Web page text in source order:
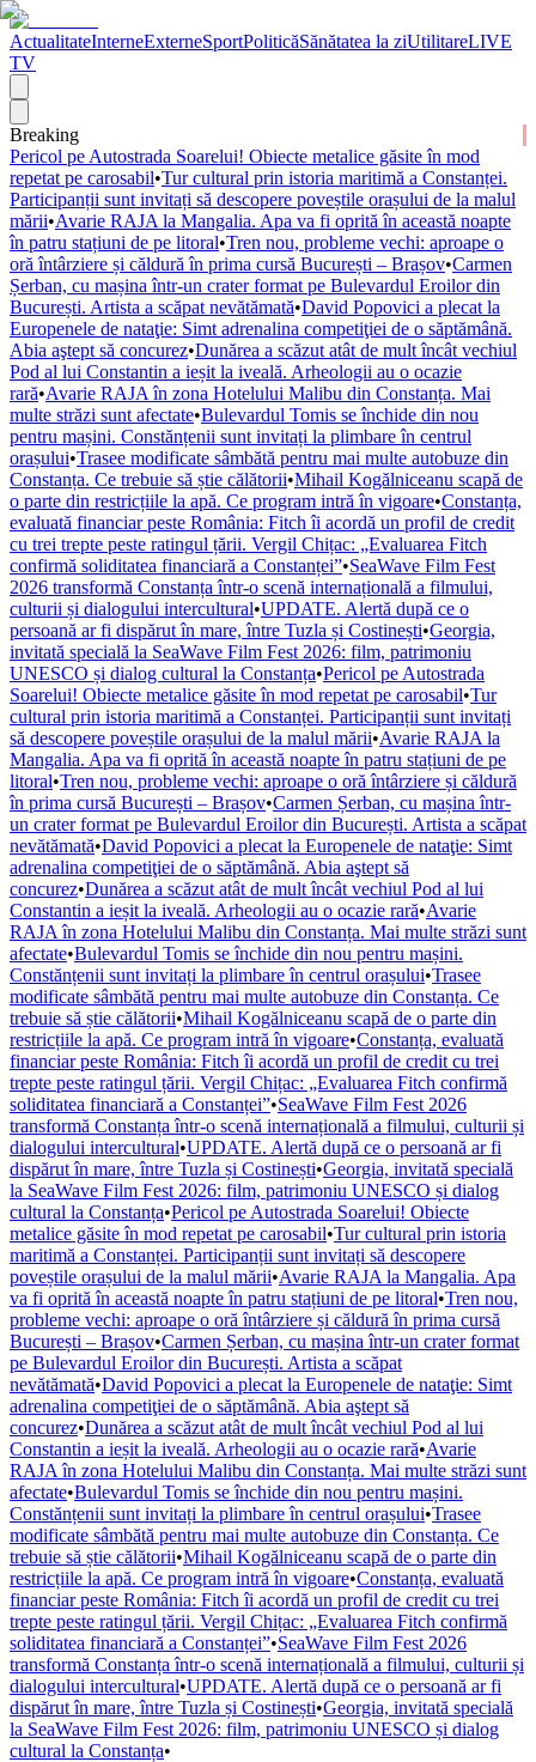
ActualitateInterneExterneSportPoliticăSănătatea la ziUtilitareLIVE
TV
Breaking
Pericol pe Autostrada Soarelui! Obiecte metalice găsite în mod
repetat pe carosabil•Tur cultural prin istoria maritimă a Constanței.
Participanții sunt invitați să descopere poveștile orașului de la malul
mării•Avarie RAJA la Mangalia. Apa va fi oprită în această noapte
în patru stațiuni de pe litoral•Tren nou, probleme vechi: aproape o
oră întârziere și căldură în prima cursă București – Brașov•Carmen
Șerban, cu mașina într-un crater format pe Bulevardul Eroilor din
București. Artista a scăpat nevătămată•David Popovici a plecat la
Europenele de nataţie: Simt adrenalina competiţiei de o săptămână.
Abia aştept să concurez•Dunărea a scăzut atât de mult încât vechiul
Pod al lui Constantin a ieșit la iveală. Arheologii au o ocazie
rară•Avarie RAJA în zona Hotelului Malibu din Constanța. Mai
multe străzi sunt afectate•Bulevardul Tomis se închide din nou
pentru mașini. Constănțenii sunt invitați la plimbare în centrul
orașului•Trasee modificate sâmbătă pentru mai multe autobuze din
Constanța. Ce trebuie să știe călătorii•Mihail Kogălniceanu scapă de
o parte din restricțiile la apă. Ce program intră în vigoare•Constanța,
evaluată financiar peste România: Fitch îi acordă un profil de credit
cu trei trepte peste ratingul țării. Vergil Chițac: „Evaluarea Fitch
confirmă soliditatea financiară a Constanței”•SeaWave Film Fest
2026 transformă Constanța într-o scenă internațională a filmului,
culturii și dialogului intercultural•UPDATE. Alertă după ce o
persoană ar fi dispărut în mare, între Tuzla și Costinești•Georgia,
invitată specială la SeaWave Film Fest 2026: film, patrimoniu
UNESCO și dialog cultural la Constanța•Pericol pe Autostrada
Soarelui! Obiecte metalice găsite în mod repetat pe carosabil•Tur
cultural prin istoria maritimă a Constanței. Participanții sunt invitați
să descopere poveștile orașului de la malul mării•Avarie RAJA la
Mangalia. Apa va fi oprită în această noapte în patru stațiuni de pe
litoral•Tren nou, probleme vechi: aproape o oră întârziere și căldură
în prima cursă București – Brașov•Carmen Șerban, cu mașina într-
un crater format pe Bulevardul Eroilor din București. Artista a scăpat
nevătămată•David Popovici a plecat la Europenele de nataţie: Simt
adrenalina competiţiei de o săptămână. Abia aştept să
concurez•Dunărea a scăzut atât de mult încât vechiul Pod al lui
Constantin a ieșit la iveală. Arheologii au o ocazie rară•Avarie
RAJA în zona Hotelului Malibu din Constanța. Mai multe străzi sunt
afectate•Bulevardul Tomis se închide din nou pentru mașini.
Constănțenii sunt invitați la plimbare în centrul orașului•Trasee
modificate sâmbătă pentru mai multe autobuze din Constanța. Ce
trebuie să știe călătorii•Mihail Kogălniceanu scapă de o parte din
restricțiile la apă. Ce program intră în vigoare•Constanța, evaluată
financiar peste România: Fitch îi acordă un profil de credit cu trei
trepte peste ratingul țării. Vergil Chițac: „Evaluarea Fitch confirmă
soliditatea financiară a Constanței”•SeaWave Film Fest 2026
transformă Constanța într-o scenă internațională a filmului, culturii și
dialogului intercultural•UPDATE. Alertă după ce o persoană ar fi
dispărut în mare, între Tuzla și Costinești•Georgia, invitată specială
la SeaWave Film Fest 2026: film, patrimoniu UNESCO și dialog
cultural la Constanța•Pericol pe Autostrada Soarelui! Obiecte
metalice găsite în mod repetat pe carosabil•Tur cultural prin istoria
maritimă a Constanței. Participanții sunt invitați să descopere
poveștile orașului de la malul mării•Avarie RAJA la Mangalia. Apa
va fi oprită în această noapte în patru stațiuni de pe litoral•Tren nou,
probleme vechi: aproape o oră întârziere și căldură în prima cursă
București – Brașov•Carmen Șerban, cu mașina într-un crater format
pe Bulevardul Eroilor din București. Artista a scăpat
nevătămată•David Popovici a plecat la Europenele de nataţie: Simt
adrenalina competiţiei de o săptămână. Abia aştept să
concurez•Dunărea a scăzut atât de mult încât vechiul Pod al lui
Constantin a ieșit la iveală. Arheologii au o ocazie rară•Avarie
RAJA în zona Hotelului Malibu din Constanța. Mai multe străzi sunt
afectate•Bulevardul Tomis se închide din nou pentru mașini.
Constănțenii sunt invitați la plimbare în centrul orașului•Trasee
modificate sâmbătă pentru mai multe autobuze din Constanța. Ce
trebuie să știe călătorii•Mihail Kogălniceanu scapă de o parte din
restricțiile la apă. Ce program intră în vigoare•Constanța, evaluată
financiar peste România: Fitch îi acordă un profil de credit cu trei
trepte peste ratingul țării. Vergil Chițac: „Evaluarea Fitch confirmă
soliditatea financiară a Constanței”•SeaWave Film Fest 2026
transformă Constanța într-o scenă internațională a filmului, culturii și
dialogului intercultural•UPDATE. Alertă după ce o persoană ar fi
dispărut în mare, între Tuzla și Costinești•Georgia, invitată specială
la SeaWave Film Fest 2026: film, patrimoniu UNESCO și dialog
cultural la Constanța•